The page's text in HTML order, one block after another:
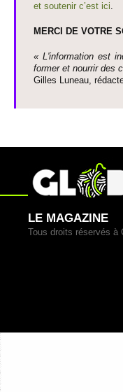
et so­utenir c’est ici.
MERCI DE VOTRE
« L'information est
former et nourrir des
Gi­lles Luneau,
LE MAGAZINE
Tous droits réservés à